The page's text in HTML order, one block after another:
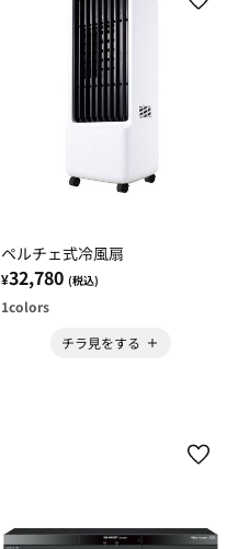
ペルチェ式冷風扇
¥32,780 (税込)
1colors
チラ見をする